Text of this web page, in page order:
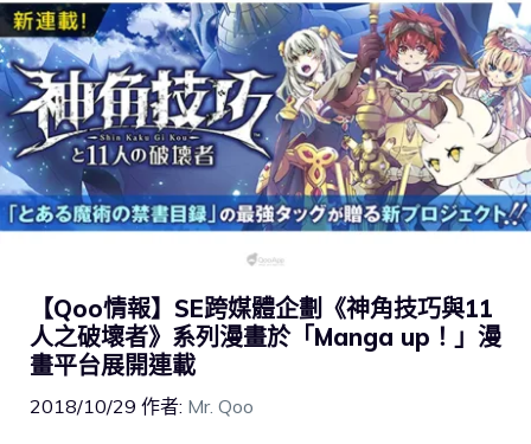
【Qoo情報】SE跨媒體企劃《神角技巧與11
人之破壞者》系列漫畫於「Manga up！」漫
畫平台展開連載
2018/10/29 作者: Mr. Qoo